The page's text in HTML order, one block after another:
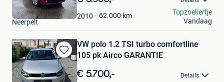
Mijn
Favorieten
2010 62.000 km
CarsPelt
Neerpelt
Topzoekertje
Vandaag
Bewaren
Mijn
VW polo 1.2 TSI turbo comfortline
105 pk Airco GARANTIE
€ 5.700,- Details